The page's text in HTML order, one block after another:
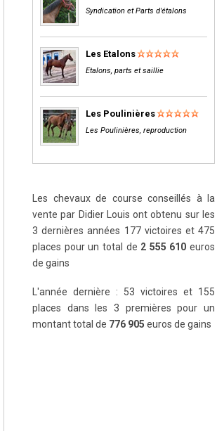
Syndication et Parts d'étalons
Les Etalons
Etalons, parts et saillie
Les Poulinières
Les Poulinières, reproduction
Les chevaux de course conseillés à la
vente par Didier Louis ont obtenu sur les
3 dernières années 177 victoires et 475
places pour un total de 2 555 610 euros
de gains
L'année dernière : 53 victoires et 155
places dans les 3 premières pour un
montant total de 776 905 euros de gains